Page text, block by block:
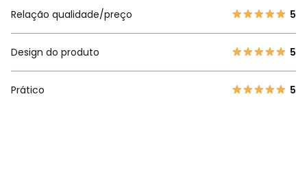
Relação qualidade/preço
5
Design do produto 5
Prático 5